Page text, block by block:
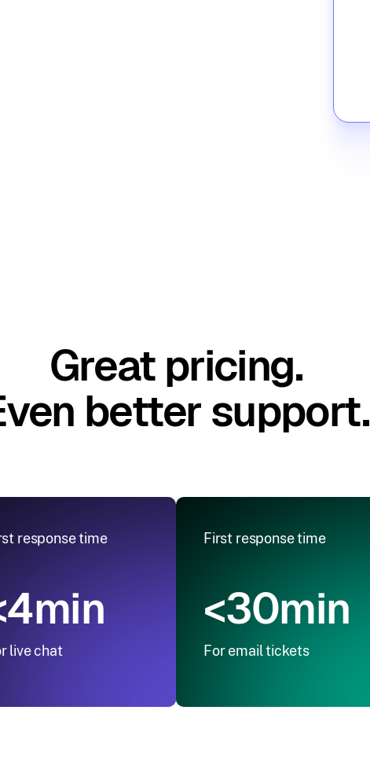
Great pricing.
better support.
response time
live chat
First response time
<30min
For email tickets